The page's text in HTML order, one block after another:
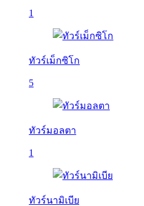
1
ทัวร์เม็กซิโก
5
ทัวร์มอลตา
1
ทัวร์นามิเบีย